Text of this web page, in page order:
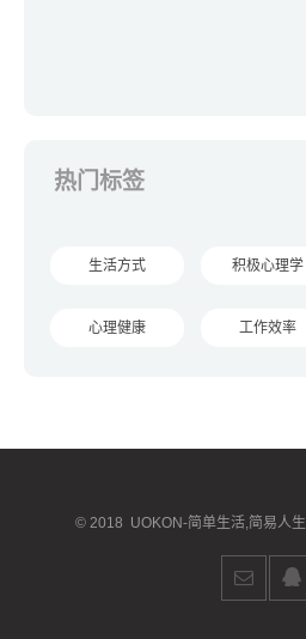
热门标签
生活方式 积极心理学
心理健康 工作效率
© 2018 UOKON-简单生活,简易人生